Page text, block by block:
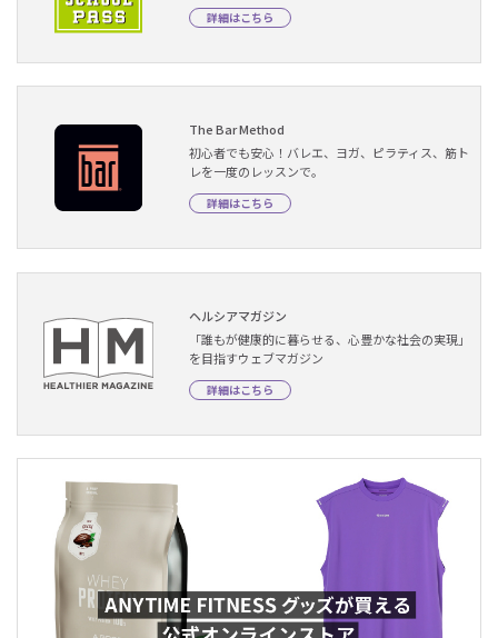
詳細はこちら
The Bar Method
初心者でも安心！バレエ、ヨガ、ピラティス、筋ト
レを一度のレッスンで。
詳細はこちら
ヘルシアマガジン
「誰もが健康的に暮らせる、心豊かな社会の実現」
を目指すウェブマガジン
詳細はこちら